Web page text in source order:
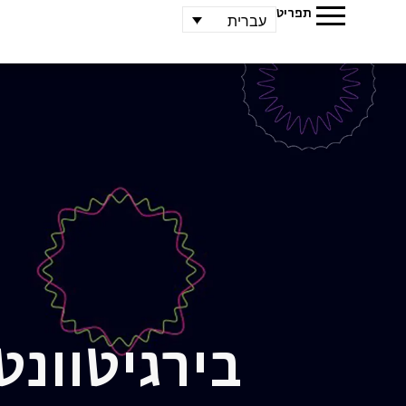
תפריט עברית
בירגיט